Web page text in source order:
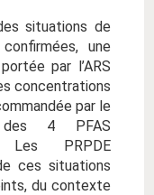
situations de
une
par l’ARS
concentrations
par le
4 PFAS
Les PRPDE
ces situations
du contexte